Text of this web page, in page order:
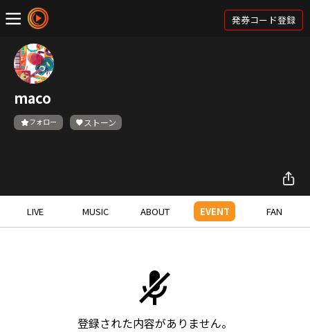
発券コード登録
maco
フォロー ストーン
LIVE MUSIC ABOUT EVENT FAN
登録された内容がありません。